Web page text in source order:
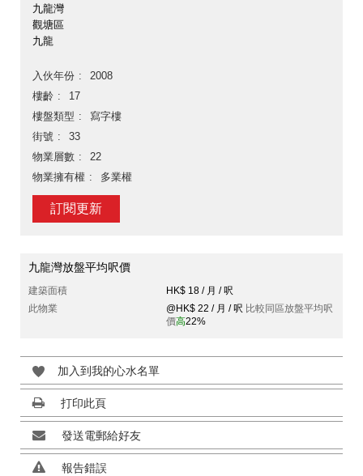
九龍灣
觀塘區
九龍
入伙年份
2008
樓齡
17
樓盤類型
寫字樓
街號
33
物業層數
22
物業擁有權
多業權
訂閱更新
九龍灣放盤平均呎價
建築面積
HK$ 18 / 月 / 呎
此物業
@HK$ 22 / 月 / 呎 比較同區放盤平均呎
價高22%
加入到我的心水名單
打印此頁
發送電郵給好友
報告錯誤